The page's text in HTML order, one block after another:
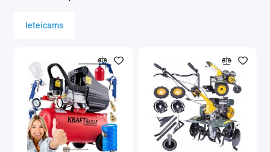
Skrejriteņa specifikācijas:
bremze aizmugurējā dubļu sargā
neslīdošs klājs
salokāmi neslīdoši rokturi
rezerves klāja uzlīme
Ieteicams